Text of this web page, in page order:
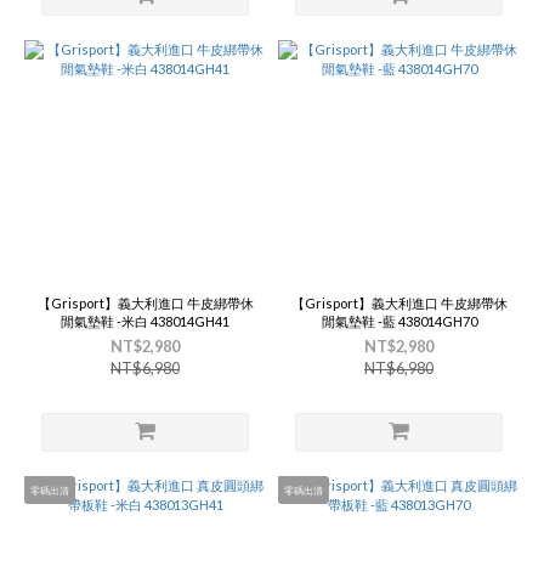
【Grisport】義大利進口 牛皮綁帶休
閒氣墊鞋 -米白 438014GH41
NT$2,980
NT$6,980
【Grisport】義大利進口 牛皮綁帶休
閒氣墊鞋 -藍 438014GH70
NT$2,980
NT$6,980
零碼出清 零碼出清